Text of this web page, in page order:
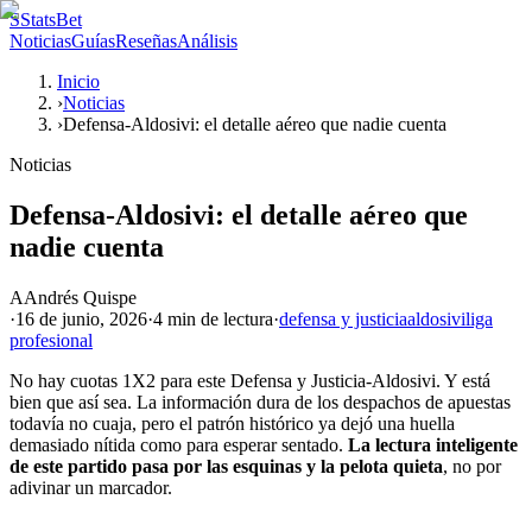
SStatsBet
NoticiasGuíasReseñasAnálisis
Inicio
›Noticias
›Defensa-Aldosivi: el detalle aéreo que nadie cuenta
Noticias
Defensa-Aldosivi: el detalle aéreo que
nadie cuenta
AAndrés Quispe
·16 de junio, 2026·4 min de lectura·defensa y justiciaaldosiviliga
profesional
No hay cuotas 1X2 para este Defensa y Justicia-Aldosivi. Y está
bien que así sea. La información dura de los despachos de apuestas
todavía no cuaja, pero el patrón histórico ya dejó una huella
demasiado nítida como para esperar sentado. La lectura inteligente
de este partido pasa por las esquinas y la pelota quieta, no por
adivinar un marcador.